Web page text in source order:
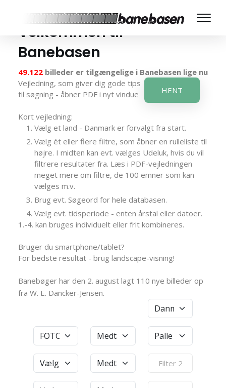
Velkommen til
Banebasen
49.122 billeder er tilgængelige i Banebasen lige nu
Vejledning, som giver dig gode tips
til søgning - åbner PDF i nyt vindue
HENT
Kort vejledning:
Vælg et land - Danmark er forvalgt fra start.
Vælg ét eller flere filtre, som åbner en rulleliste til
højre. I midten kan evt. vælges Udeluk, hvis du vil
filtrere resultater fra. Læs i PDF-vejledningen
meget mere om filtre, de 100 emner som kan
vælges m.v.
Brug evt. Søgeord for hele databasen.
Vælg evt. tidsperiode - enten årstal eller datoer.
1.-4. kan bruges individuelt eller frit kombineres.
Bruger du smartphone/tablet?
For bedste resultat - brug landscape-visning!
Banebøger har den 2. august lagt 110 nye billeder op
fra W. E. Dancker-Jensen.